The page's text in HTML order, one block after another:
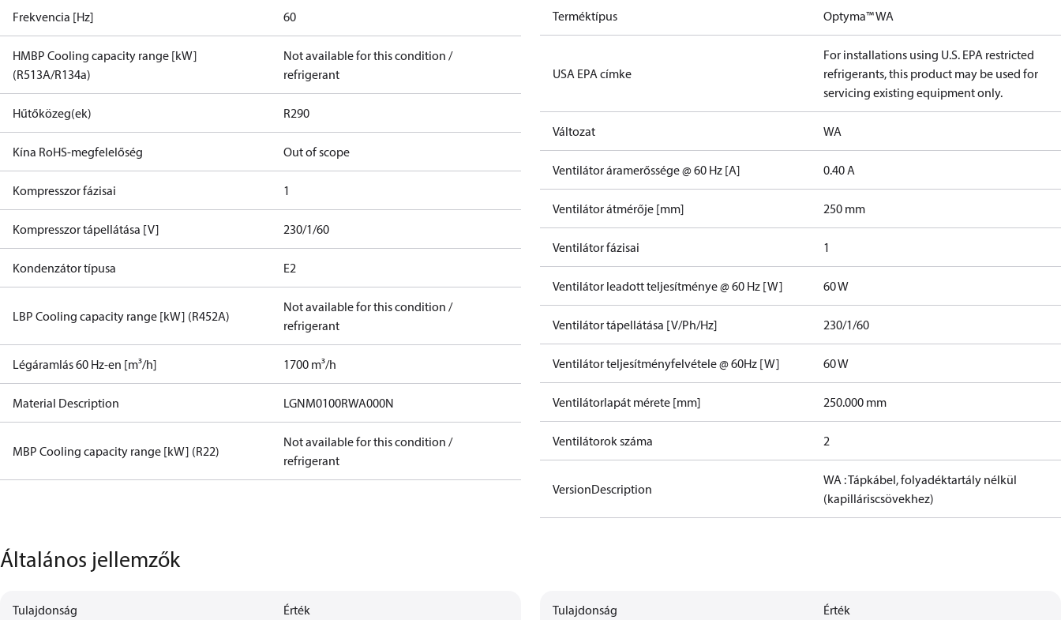
Frekvencia [Hz] 60
HMBP Cooling capacity range [kW]
(R513A/R134a)
Not available for this condition /
refrigerant
Hűtőközeg(ek) R290
Kína RoHS-megfelelőség Out of scope
Kompresszor fázisai 1
Kompresszor tápellátása [V] 230/1/60
Kondenzátor típusa E2
LBP Cooling capacity range [kW] (R452A)
Not available for this condition /
refrigerant
Légáramlás 60 Hz-en [m³/h] 1700 m³/h
Material Description LGNM0100RWA000N
MBP Cooling capacity range [kW] (R22)
Not available for this condition /
refrigerant
Terméktípus Optyma™ WA
USA EPA címke
For installations using U.S. EPA restricted
refrigerants, this product may be used for
servicing existing equipment only.
Változat WA
Ventilátor áramerőssége @ 60 Hz [A] 0.40 A
Ventilátor átmérője [mm] 250 mm
Ventilátor fázisai 1
Ventilátor leadott teljesítménye @ 60 Hz [W] 60 W
Ventilátor tápellátása [V/Ph/Hz] 230/1/60
Ventilátor teljesítményfelvétele @ 60Hz [W] 60 W
Ventilátorlapát mérete [mm] 250.000 mm
Ventilátorok száma 2
VersionDescription
WA : Tápkábel, folyadéktartály nélkül
(kapilláriscsövekhez)
Általános jellemzők
Tulajdonság Érték Tulajdonság Érték